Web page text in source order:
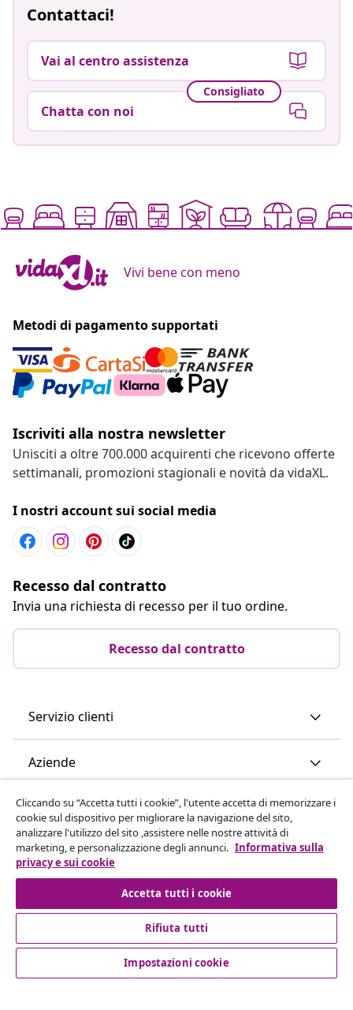
Contattaci!
Vai al centro assistenza
Consigliato
Chatta con noi
Vivi bene con meno
Metodi di pagamento supportati
Iscriviti alla nostra newsletter
Unisciti a oltre 700.000 acquirenti che ricevono offerte
settimanali, promozioni stagionali e novità da vidaXL.
I nostri account sui social media
Recesso dal contratto
Invia una richiesta di recesso per il tuo ordine.
Recesso dal contratto
Servizio clienti
Aziende
vidaXL
Scopri di più
© 2008-2026 vidaXL www.vidaxl.it è un negozio online di
Cliccando su “Accetta tutti i cookie”, l'utente accetta di memorizzare i
cookie sul dispositivo per migliorare la navigazione del sito,
analizzare l'utilizzo del sito ,assistere nelle nostre attività di
marketing, e personalizzazione degli annunci. Informativa sulla
privacy e sui cookie
Accetta tutti i cookie
Rifiuta tutti
Impostazioni cookie